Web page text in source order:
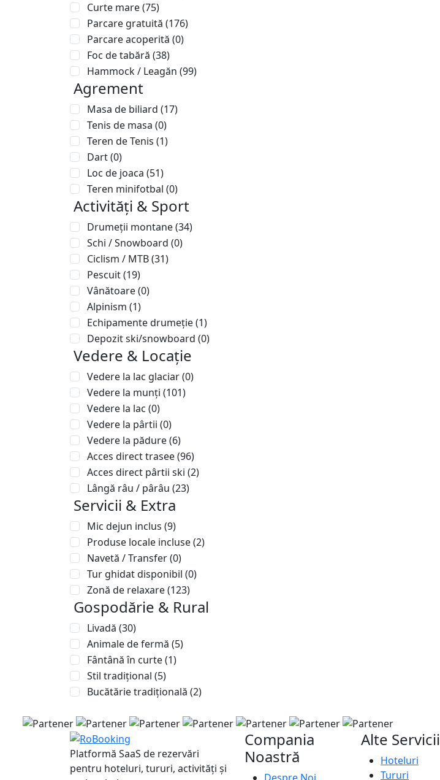
Curte mare(75)
Parcare gratuită (176)
Parcare acoperită (0)
Foc de tabără (38)
Hammock / Leagăn (99)
Agrement
Masa de biliard (17)
Tenis de masa (0)
Teren de Tenis (1)
Dart(0)
Loc de joaca (51)
Teren minifotbal (0)
Activități & Sport
Drumeții montane(34)
Schi / Snowboard (0)
Ciclism / MTB(31)
Pescuit(19)
Vânătoare(0)
Alpinism (1)
Echipamente drumeție(1)
Depozit ski/snowboard (0)
Vedere & Locație
Vedere la lac glaciar(0)
Vedere la munți (101)
Vedere la lac (0)
Vedere la pârtii (0)
Vedere la pădure(6)
Acces direct trasee(96)
Acces direct pârtii ski (2)
Lângă râu / pârâu (23)
Servicii & Extra
Mic dejun inclus (9)
Produse locale incluse(2)
Navetă / Transfer(0)
Tur ghidat disponibil (0)
Zonă de relaxare(123)
Gospodărie & Rural
Livadă (30)
Animale de fermă (5)
Fântână în curte(1)
Stil tradițional (5)
Bucătărie tradițională (2)
Platformă SaaS de rezervări
pentru hoteluri, tururi, activități și
Compania
Noastră
Alte Servicii
Hoteluri
Tururi